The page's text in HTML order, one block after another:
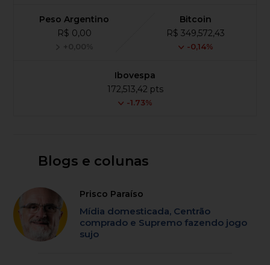
Peso Argentino
R$ 0,00
+0,00%
Bitcoin
R$ 349,572,43
-0,14%
Ibovespa
172,513,42 pts
-1.73%
Blogs e colunas
Prisco Paraíso
Mídia domesticada, Centrão
comprado e Supremo fazendo jogo
sujo